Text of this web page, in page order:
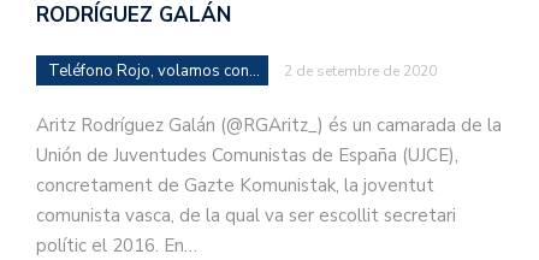
RODRÍGUEZ GALÁN
Teléfono Rojo, volamos con... 2 de setembre de 2020
Aritz Rodríguez Galán (@RGAritz_) és un camarada de la
Unión de Juventudes Comunistas de España (UJCE),
concretament de Gazte Komunistak, la joventut
comunista vasca, de la qual va ser escollit secretari
polític el 2016. En…